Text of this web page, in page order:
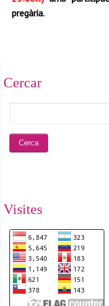
pregària.
Cercar
Visites